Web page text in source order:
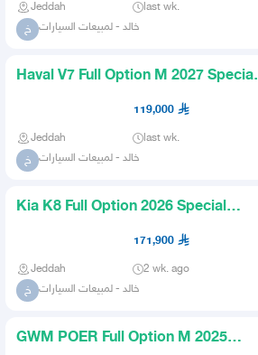
Jeddah last wk.
خ خالد - لمبيعات السيارات
Haval V7 Full Option M 2027 Special
119,000
Jeddah last wk.
خ خالد - لمبيعات السيارات
Kia K8 Full Option 2026 Special
Prices for Cash and Financi
171,900
Jeddah 2 wk. ago
خ خالد - لمبيعات السيارات
GWM POER Full Option M 2025